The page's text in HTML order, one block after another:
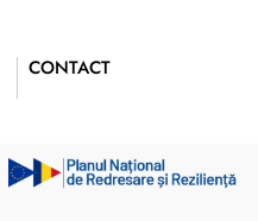
CONTACT